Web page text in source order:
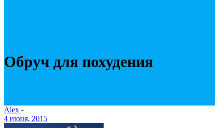
Обруч для похудения
Alex -
4 июня, 2015